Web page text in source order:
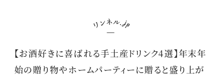
【お酒好きに喜ばれる手土産ドリンク4選】年末年
始の贈り物やホームパーティーに贈ると盛り上が